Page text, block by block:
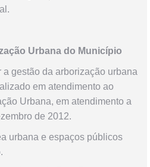
Urbana do Município
a gestão da arborização urbana
em atendimento ao
Urbana, em atendimento a
de 2012.
urbana e espaços públicos